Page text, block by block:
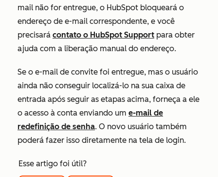
mail não for entregue, o HubSpot bloqueará o
endereço de e-mail correspondente, e você
precisará contato o HubSpot Support para obter
ajuda com a liberação manual do endereço.
Se o e-mail de convite foi entregue, mas o usuário
ainda não conseguir localizá-lo na sua caixa de
entrada após seguir as etapas acima, forneça a ele
o acesso à conta enviando um e-mail de
redefinição de senha. O novo usuário também
poderá fazer isso diretamente na tela de login.
Esse artigo foi útil?